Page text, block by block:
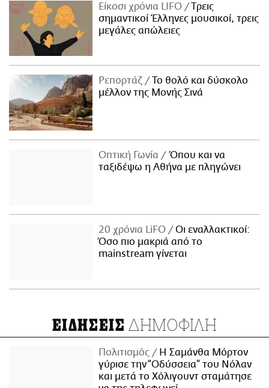
Είκοσι χρόνια LIFO
Tρεις
σημαντικοί Έλληνες μουσικοί, τρεις
μεγάλες απώλειες
Ρεπορτάζ
Το θολό και δύσκολο
μέλλον της Μονής Σινά
Οπτική Γωνία
Όπου και να
ταξιδέψω η Αθήνα με πληγώνει
20 χρόνια LiFO
Οι εναλλακτικοί:
Όσο πιο μακριά από το
mainstream γίνεται
ΕΙΔΗΣΕΙΣ ΔΗΜΟΦΙΛΗ
Πολιτισμός
Η Σαμάνθα Μόρτον
γύρισε την “Οδύσσεια” του Νόλαν
και μετά το Χόλιγουντ σταμάτησε